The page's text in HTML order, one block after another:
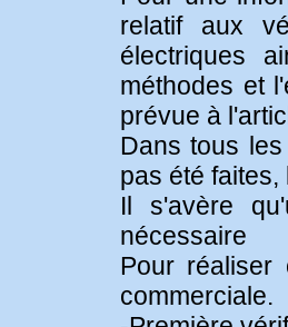
relatif aux
électriques
méthodes et
prévue à
Dans tous
pas été
Il s'avère
nécessaire
Pour réaliser
commerciale.